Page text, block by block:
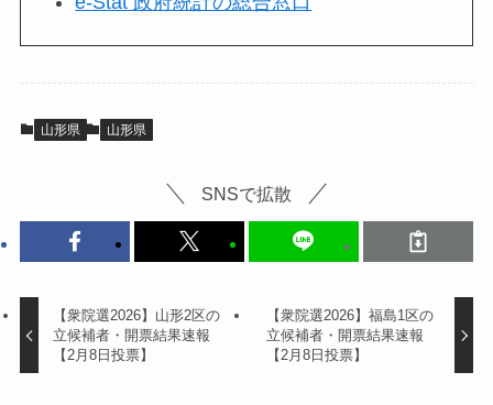
山形県 山形県
SNSで拡散
【衆院選2026】山形2区の
立候補者・開票結果速報
【2月8日投票】
【衆院選2026】福島1区の
立候補者・開票結果速報
【2月8日投票】